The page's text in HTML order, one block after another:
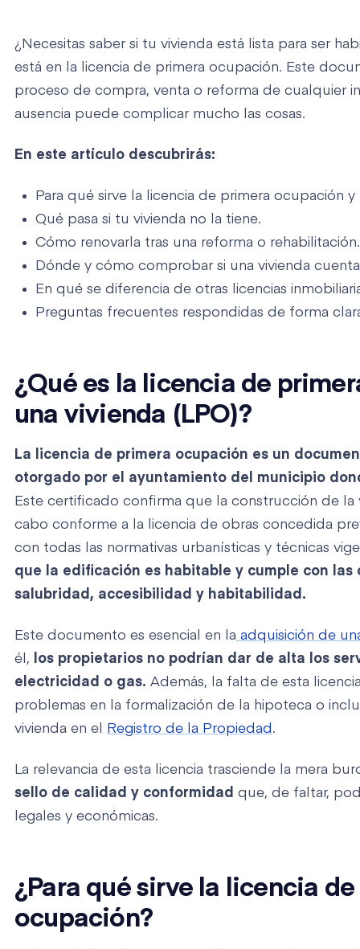
¿Necesitas saber si tu vivienda está lista para ser
está en la licencia de primera ocupación. Este
proceso de compra, venta o reforma de cualquier
ausencia puede complicar mucho las cosas.
En este artículo descubrirás:
Para qué sirve la licencia de primera ocupación
Qué pasa si tu vivienda no la tiene.
Cómo renovarla tras una reforma o rehabilitación.
Dónde y cómo comprobar si una vivienda
En qué se diferencia de otras licencias
Preguntas frecuentes respondidas de forma
¿Qué es la licencia de
una vivienda (LPO)?
La licencia de primera ocupación es un
otorgado por el ayuntamiento del municipio
Este certificado confirma que la construcción de la
cabo conforme a la licencia de obras concedida
con todas las normativas urbanísticas y técnicas
que la edificación es habitable y cumple con las
salubridad, accesibilidad y habitabilidad.
Este documento es esencial en la adquisición de
él,
los propietarios no podrían dar de alta los
electricidad o gas. Además, la falta de esta
problemas en la formalización de la hipoteca o
vivienda en el
Registro de la Propiedad .
La relevancia de esta licencia trasciende la mera
sello de calidad y conformidad que, de faltar,
legales y económicas.
¿Para qué sirve la licencia
ocupación?